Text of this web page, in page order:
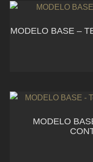
MODELO BASE –
MODELO